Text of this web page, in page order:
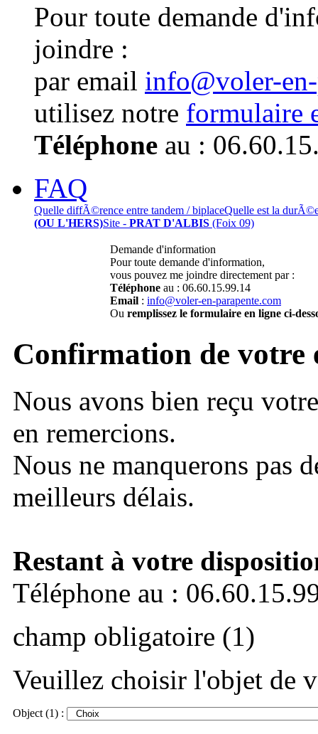
Pour toute demande
joindre :
par email info@voler-
utilisez notre formulaire
Téléphone au :
FAQ
Quelle diffÃ©rence entre tandem / biplaceQuelle est la
(OU L'HERS)Site - PRAT D'ALBIS (Foix 09)
Demande d'information
Pour toute demande d'information,
vous pouvez me joindre directement par :
Téléphone au : 06.60.15.99.14
Email : info@voler-en-parapente.com
Ou remplissez le formulaire en ligne ci-
Confirmation de votre
Nous avons bien reçu
en remercions.
Nous ne manquerons pas
meilleurs délais.
Restant à votre
Téléphone au :
champ obligatoire (1)
Veuillez choisir l'objet de
Object (1) :